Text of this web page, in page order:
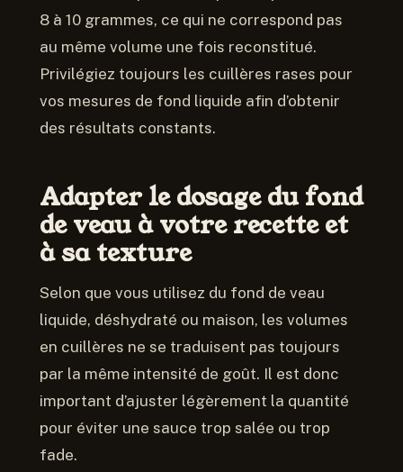
8 à 10 grammes, ce qui ne correspond pas
au même volume une fois reconstitué.
Privilégiez toujours les cuillères rases pour
vos mesures de fond liquide afin d’obtenir
des résultats constants.
Adapter le dosage du fond
de veau à votre recette et
à sa texture
Selon que vous utilisez du fond de veau
liquide, déshydraté ou maison, les volumes
en cuillères ne se traduisent pas toujours
par la même intensité de goût. Il est donc
important d’ajuster légèrement la quantité
pour éviter une sauce trop salée ou trop
fade.